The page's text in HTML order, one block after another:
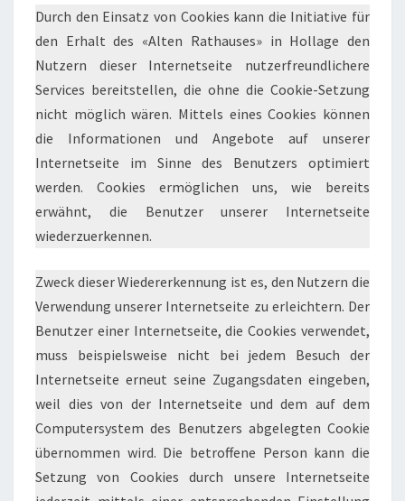
Durch den Einsatz von Cookies kann die Initiative für
den Erhalt des «Alten Rathauses» in Hollage den
Nutzern dieser Internetseite nutzerfreundlichere
Services bereitstellen, die ohne die Cookie-Setzung
nicht möglich wären. Mittels eines Cookies können
die Informationen und Angebote auf unserer
Internetseite im Sinne des Benutzers optimiert
werden. Cookies ermöglichen uns, wie bereits
erwähnt, die Benutzer unserer Internetseite
wiederzuerkennen.
Zweck dieser Wiedererkennung ist es, den Nutzern die
Verwendung unserer Internetseite zu erleichtern. Der
Benutzer einer Internetseite, die Cookies verwendet,
muss beispielsweise nicht bei jedem Besuch der
Internetseite erneut seine Zugangsdaten eingeben,
weil dies von der Internetseite und dem auf dem
Computersystem des Benutzers abgelegten Cookie
übernommen wird. Die betroffene Person kann die
Setzung von Cookies durch unsere Internetseite